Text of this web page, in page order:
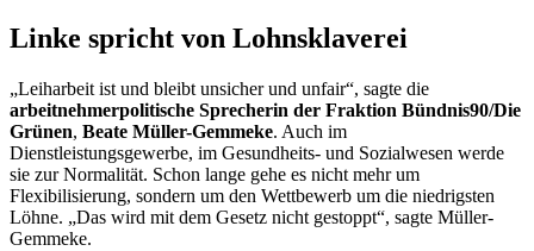
Linke spricht von Lohnsklaverei
„Leiharbeit ist und bleibt unsicher und unfair“, sagte die
arbeitnehmerpolitische Sprecherin der Fraktion Bündnis90/Die
Grünen, Beate Müller-Gemmeke. Auch im
Dienstleistungsgewerbe, im Gesundheits- und Sozialwesen werde
sie zur Normalität. Schon lange gehe es nicht mehr um
Flexibilisierung, sondern um den Wettbewerb um die niedrigsten
Löhne. „Das wird mit dem Gesetz nicht gestoppt“, sagte Müller-
Gemmeke.